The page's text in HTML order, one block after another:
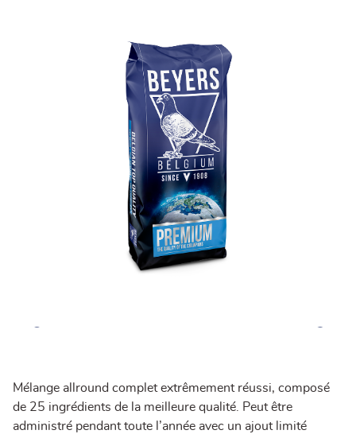
Mélange allround complet extrêmement réussi, composé
de 25 ingrédients de la meilleure qualité. Peut être
administré pendant toute l’année avec un ajout limité